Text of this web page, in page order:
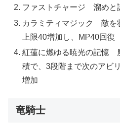
ファストチャージ 溜めと
カラミティマジック 敵を
上限40増加し、MP40回復
紅蓮に燃ゆる暁光の記憶
積で、3段階まで次のアビ
増加
竜騎士